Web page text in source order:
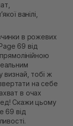
15
23 (ТЦ
ванілі,
в рожевих
69 від
визнай, тобі ж
на себе
в очах
Скажи цьому
69 від